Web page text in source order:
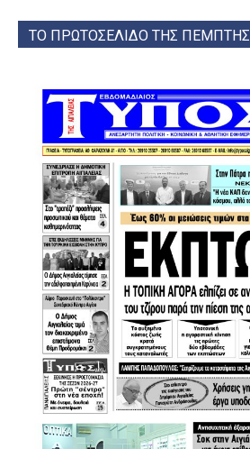
ΤΟ ΠΡΩΤΟΣΕΛΙΔΟ ΤΗΣ ΠΕΜΠΤΗΣ